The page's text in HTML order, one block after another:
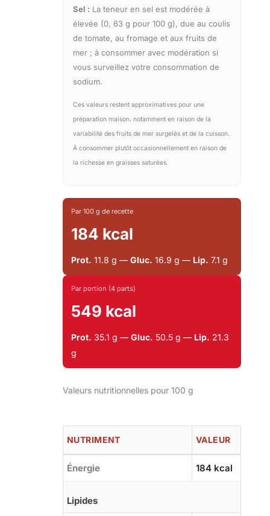
Sel : La teneur en sel est modérée à
élevée (0, 63 g pour 100 g), due au coulis
de tomate, au fromage et aux fruits de
mer ; à consommer avec modération si
vous surveillez votre consommation de
sodium.
Ces valeurs restent approximatives pour une
préparation maison, notamment en raison de la
variabilité des fruits de mer surgelés et de la cuisson.
À consommer plutôt occasionnellement en raison de
la richesse en graisses saturées.
Par 100 g de recette
184 kcal
Prot. 11.8 g — Gluc. 16.9 g — Lip. 7.1 g
Par portion (4 parts)
549 kcal
Prot. 35.1 g — Gluc. 50.5 g — Lip. 21.3
g
Valeurs nutritionnelles pour 100 g
NUTRIMENT VALEUR
Énergie 184 kcal
Lipides